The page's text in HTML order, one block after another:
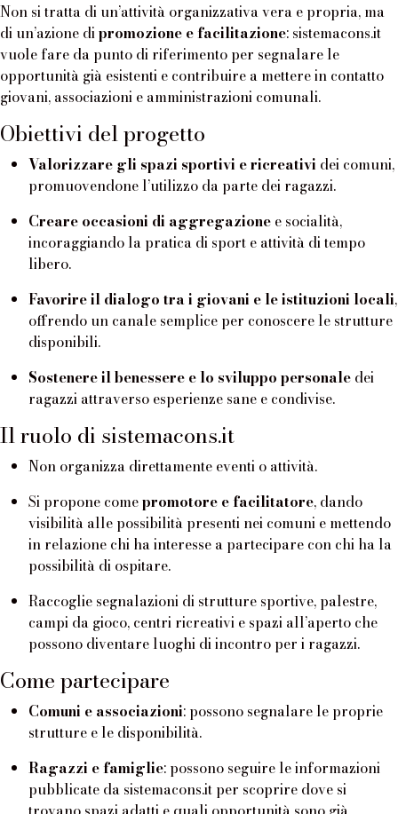
Non si tratta di un’attività organizzativa vera e propria, ma
di un’azione dipromozione e facilitazione: sistemacons.it
vuole fare da punto di riferimento per segnalare le
opportunità già esistenti e contribuire a mettere in contatto
giovani, associazioni e amministrazioni comunali.
Obiettivi del progetto
Valorizzare gli spazi sportivi e ricreativi dei comuni,
promuovendone l’utilizzo da parte dei ragazzi.
Creare occasioni di aggregazione e socialità,
incoraggiando la pratica di sport e attività di tempo
libero.
Favorire il dialogo tra i giovani e le istituzioni locali,
offrendo un canale semplice per conoscere le strutture
disponibili.
Sostenere il benessere e lo sviluppo personale dei
ragazzi attraverso esperienze sane e condivise.
Il ruolo di sistemacons.it
Non organizza direttamente eventi o attività.
Si propone comepromotore e facilitatore, dando
visibilità alle possibilità presenti nei comuni e mettendo
in relazione chi ha interesse a partecipare con chi ha la
possibilità di ospitare.
Raccoglie segnalazioni di strutture sportive, palestre,
campi da gioco, centri ricreativi e spazi all’aperto che
possono diventare luoghi di incontro per i ragazzi.
Come partecipare
Comuni e associazioni: possono segnalare le proprie
strutture e le disponibilità.
Ragazzi e famiglie: possono seguire le informazioni
pubblicate da sistemacons.it per scoprire dove si